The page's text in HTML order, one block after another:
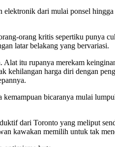
elektronik dari mulai ponsel
orang kritis sepertiku punya
latar belakang yang bervariasi.
itu rupanya merekam
harga diri dengan
bicaranya mulai
dari Toronto yang meliput
kawakan memilih untuk tak